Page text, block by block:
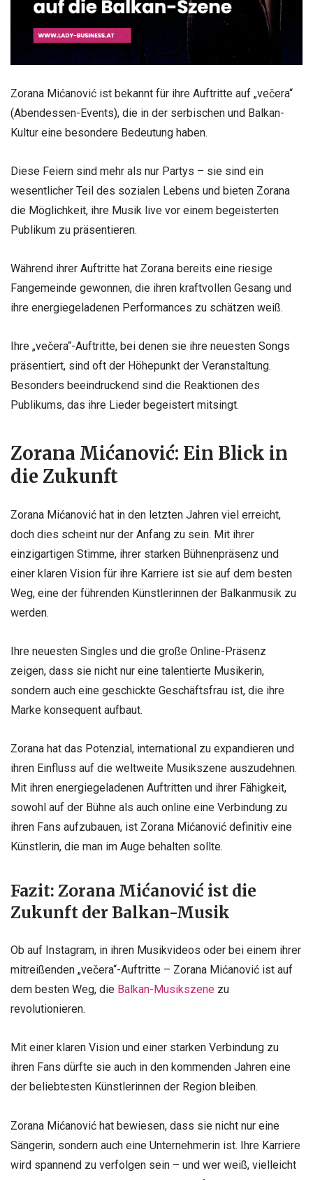
Zorana Mićanović ist bekannt für ihre Auftritte auf „večera“
(Abendessen-Events), die in der serbischen und Balkan-
Kultur eine besondere Bedeutung haben.
Diese Feiern sind mehr als nur Partys – sie sind ein
wesentlicher Teil des sozialen Lebens und bieten Zorana
die Möglichkeit, ihre Musik live vor einem begeisterten
Publikum zu präsentieren.
Während ihrer Auftritte hat Zorana bereits eine riesige
Fangemeinde gewonnen, die ihren kraftvollen Gesang und
ihre energiegeladenen Performances zu schätzen weiß.
Ihre „večera“-Auftritte, bei denen sie ihre neuesten Songs
präsentiert, sind oft der Höhepunkt der Veranstaltung.
Besonders beeindruckend sind die Reaktionen des
Publikums, das ihre Lieder begeistert mitsingt.
Zorana Mićanović: Ein Blick in
die Zukunft
Zorana Mićanović hat in den letzten Jahren viel erreicht,
doch dies scheint nur der Anfang zu sein. Mit ihrer
einzigartigen Stimme, ihrer starken Bühnenpräsenz und
einer klaren Vision für ihre Karriere ist sie auf dem besten
Weg, eine der führenden Künstlerinnen der Balkanmusik zu
werden.
Ihre neuesten Singles und die große Online-Präsenz
zeigen, dass sie nicht nur eine talentierte Musikerin,
sondern auch eine geschickte Geschäftsfrau ist, die ihre
Marke konsequent aufbaut.
Zorana hat das Potenzial, international zu expandieren und
ihren Einfluss auf die weltweite Musikszene auszudehnen.
Mit ihren energiegeladenen Auftritten und ihrer Fähigkeit,
sowohl auf der Bühne als auch online eine Verbindung zu
ihren Fans aufzubauen, ist Zorana Mićanović definitiv eine
Künstlerin, die man im Auge behalten sollte.
Fazit: Zorana Mićanović ist die
Zukunft der Balkan-Musik
Ob auf Instagram, in ihren Musikvideos oder bei einem ihrer
mitreißenden „večera“-Auftritte – Zorana Mićanović ist auf
dem besten Weg, die Balkan-Musikszene zu
revolutionieren.
Mit einer klaren Vision und einer starken Verbindung zu
ihren Fans dürfte sie auch in den kommenden Jahren eine
der beliebtesten Künstlerinnen der Region bleiben.
Zorana Mićanović hat bewiesen, dass sie nicht nur eine
Sängerin, sondern auch eine Unternehmerin ist. Ihre Karriere
wird spannend zu verfolgen sein – und wer weiß, vielleicht